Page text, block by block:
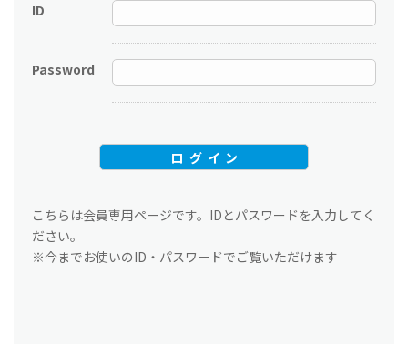
ID
Password
こちらは会員専用ページです。IDとパスワードを入力してく
ださい。
※今までお使いのID・パスワードでご覧いただけます